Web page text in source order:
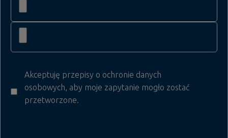
Akceptuję przepisy o ochronie danych
osobowych, aby moje zapytanie mogło zostać
przetworzone.